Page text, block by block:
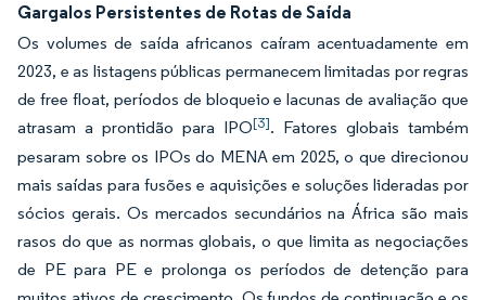
Gargalos Persistentes de Rotas de Saída
Os volumes de saída africanos caíram acentuadamente em
2023, e as listagens públicas permanecem limitadas por regras
de free float, períodos de bloqueio e lacunas de avaliação que
atrasam a prontidão para IPO[3]. Fatores globais também
pesaram sobre os IPOs do MENA em 2025, o que direcionou
mais saídas para fusões e aquisições e soluções lideradas por
sócios gerais. Os mercados secundários na África são mais
rasos do que as normas globais, o que limita as negociações
de PE para PE e prolonga os períodos de detenção para